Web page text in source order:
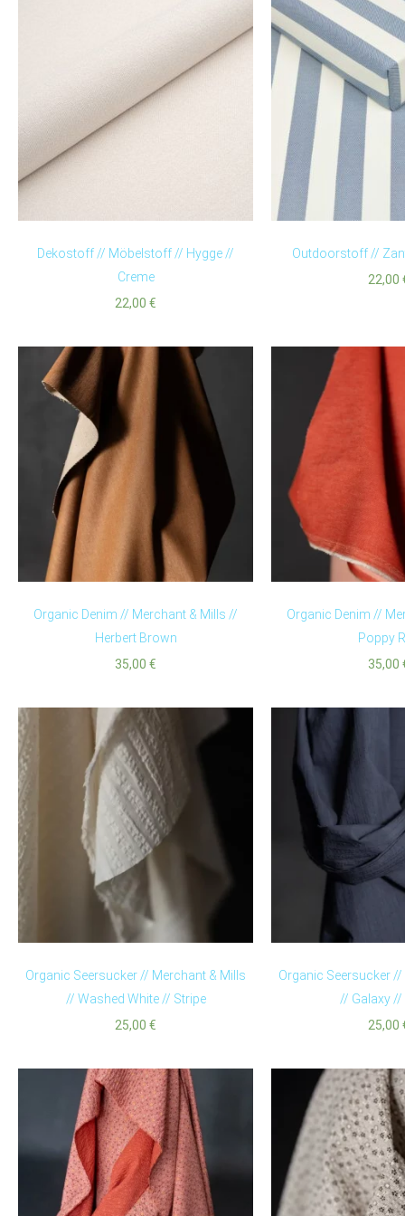
Dekostoff // Möbelstoff // Hygge //
Creme
22,00 €
Outdoorstoff //
22,00
Organic Denim // Merchant & Mills //
Herbert Brown
35,00 €
Organic Denim //
Poppy
35,00
Organic Seersucker // Merchant & Mills
// Washed White // Stripe
25,00 €
Organic Seersucker
// Galaxy //
25,00